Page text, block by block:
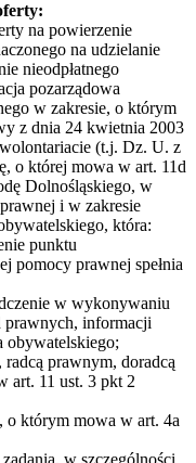
na powierzenie
na udzielanie
nieodpłatnego
pozarządowa
w zakresie, o którym
z dnia 24 kwietnia 2003
(t.j. Dz. U. z
o której mowa w art. 11d
Dolnośląskiego, w
i w zakresie
która:
punktu
pomocy prawnej spełnia
w wykonywaniu
prawnych, informacji
obywatelskiego;
prawnym, doradcą
art. 11 ust. 3 pkt 2
o którym mowa w art. 4a